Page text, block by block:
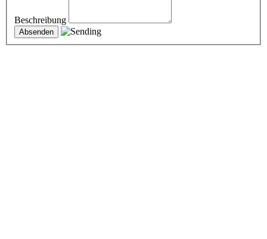
Beschreibung